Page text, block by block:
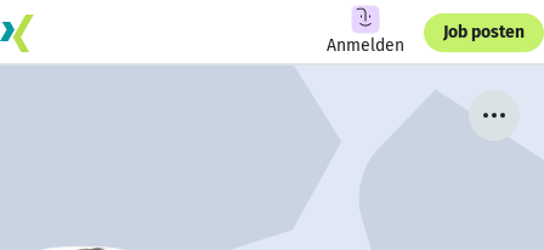
Anmelden
Job posten